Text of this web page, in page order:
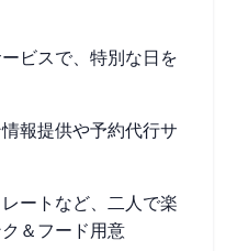
ビスで、特別な日を
報提供や予約代行サ
ートなど、二人で楽
＆フード用意